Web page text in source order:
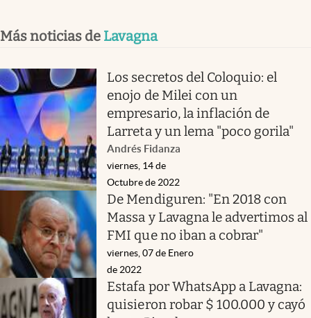
Más noticias de Lavagna
Los secretos del Coloquio: el
enojo de Milei con un
empresario, la inflación de
Larreta y un lema "poco gorila"
Andrés Fidanza
viernes, 14 de
Octubre de 2022
De Mendiguren: "En 2018 con
Massa y Lavagna le advertimos al
FMI que no iban a cobrar"
viernes, 07 de Enero
de 2022
Estafa por WhatsApp a Lavagna:
quisieron robar $ 100.000 y cayó